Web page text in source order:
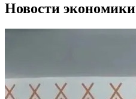
Новости экономики